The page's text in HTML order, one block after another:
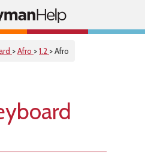
>Afro >1.2 > Afro